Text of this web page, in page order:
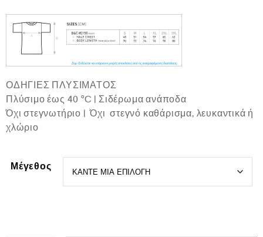
ΟΔΗΓΙΕΣ ΠΛΥΣΙΜΑΤΟΣ
Πλύσιμο έως 40 °C | Σιδέρωμα ανάποδα
Όχι στεγνωτήριο | Όχι στεγνό καθάρισμα, λευκαντικά ή
χλώριο
Μέγεθος